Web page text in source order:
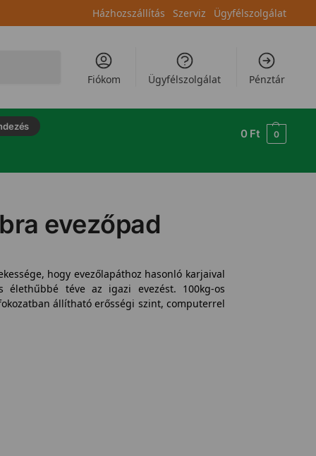
Házhozszállítás Szerviz Ügyfélszolgálat
Fiókom Ügyfélszolgálat Pénztár
0 Ft 0
evezőpad
hogy evezőlapáthoz hasonló karjaival
élethűbbé téve az igazi evezést. 100kg-os
állítható erősségi szint, computerrel